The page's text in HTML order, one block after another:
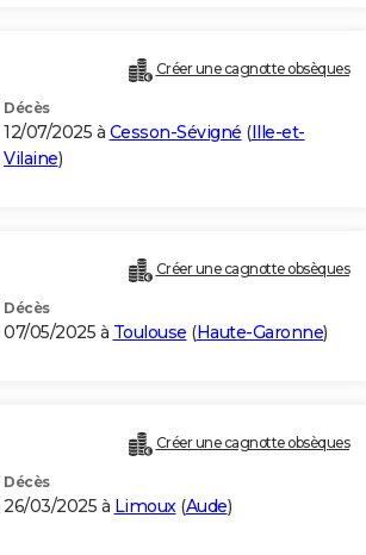
Créer une cagnotte obsèques
Décès
12/07/2025 à Cesson-Sévigné (Ille-et-
Vilaine)
Créer une cagnotte obsèques
Décès
07/05/2025 à Toulouse (Haute-Garonne)
Créer une cagnotte obsèques
Décès
26/03/2025 à Limoux(Aude)